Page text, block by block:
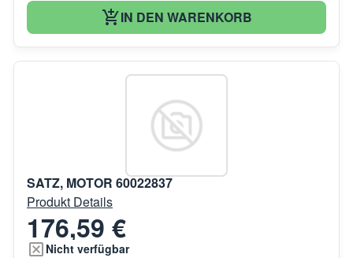
IN DEN WARENKORB
SATZ, MOTOR 60022837
Produkt Details
176,59 €
Nicht verfügbar